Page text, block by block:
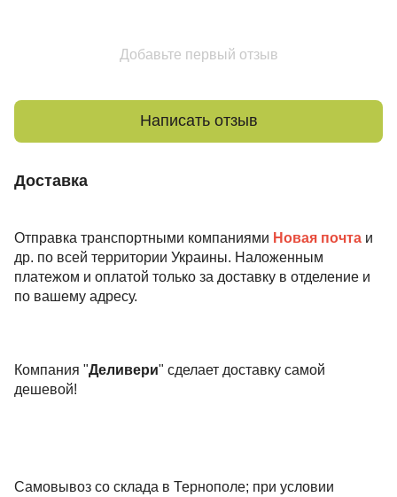
Добавьте первый отзыв
Написать отзыв
Доставка
Отправка транспортными компаниями Новая почта и
др. по всей территории Украины. Наложенным
платежом и оплатой только за доставку в отделение и
по вашему адресу.
Компания "Деливери" сделает доставку самой
дешевой!
Самовывоз со склада в Тернополе; при условии